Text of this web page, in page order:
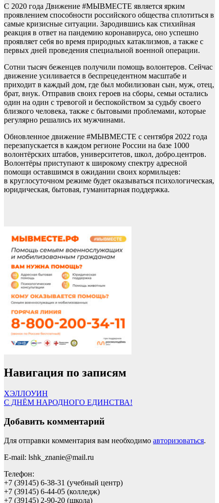
С 2020 года Движение #МЫВМЕСТЕ является ярким
проявлением способности российского общества сплотиться в
самые кризисные ситуации. Зародившись как стихийная
реакция в ответ на пандемию коронавируса, оно успешно
проявляет себя во время природных катаклизмов, а также с
первых дней проведения специальной военной операции.
Сотни тысяч беженцев получили помощь волонтеров. Сейчас
движение усиливается в беспрецедентном масштабе и
приходит в каждый дом, где был мобилизован сын, муж, отец,
брат, внук. Отправив своих героев на сборы, семьи остались
один на один с тревогой и беспокойством за судьбу своего
близкого человека, также с бытовыми проблемами, которые
регулярно решались их мужчинами.
Обновленное движение #МЫВМЕСТЕ с сентября 2022 года
перезапускается в каждом регионе России на базе 1000
волонтёрских штабов, университетов, школ, добро.центров.
Волонтёры приступают к широкому спектру адресной
помощи оставшимся в ожидании своих кормильцев:
в круглосуточном режиме будет оказываться психологическая,
юридическая, бытовая, гуманитарная поддержка.
Навигация по записям
ХЭЛЛОУИН
С ДНЁМ НАРОДНОГО ЕДИНСТВА!
Добавить комментарий
Для отправки комментария вам необходимо авторизоваться.
E-mail: lshk_znanie@mail.ru
Телефон:
+7 (39145) 6-38-31 (учебный центр)
+7 (39145) 6-44-05 (колледж)
+7 (39145) 2-90-20 (школа)